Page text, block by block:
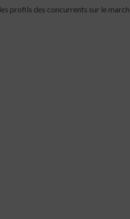
profils des concurrents sur le